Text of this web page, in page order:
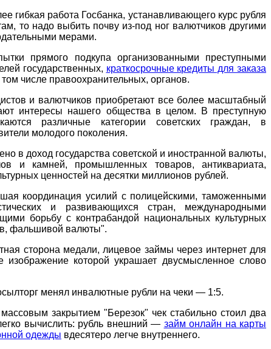
гибкая работа Госбанка, устанавливающего курс рубля
то надо выбить почву из-под ног валютчиков другими
мерами.
прямого подкупа организованными преступными
государственных, краткосрочные кредиты для заказа
том числе правоохранительных, органов.
и валютчиков приобретают все более масштабный
интересы нашего общества в целом. В преступную
различные категории советских граждан, в
молодого поколения.
в доход государства советской и иностранной валюты,
и камней, промышленных товаров, антиквариата,
ценностей на десятки миллионов рублей.
координация усилий с полицейскими, таможенными
и развивающихся стран, международными
борьбу с контрабандой национальных культурных
фальшивой валюты".
сторона медали, лицевое займы через интернет для
изображение которой украшает двусмысленное слово
менял инвалютные рубли на чеки — 1:5.
закрытием "Березок" чек стабильно стоил два
вычислить: рубль внешний — займ онлайн на карты
одежды вдесятеро легче внутреннего.